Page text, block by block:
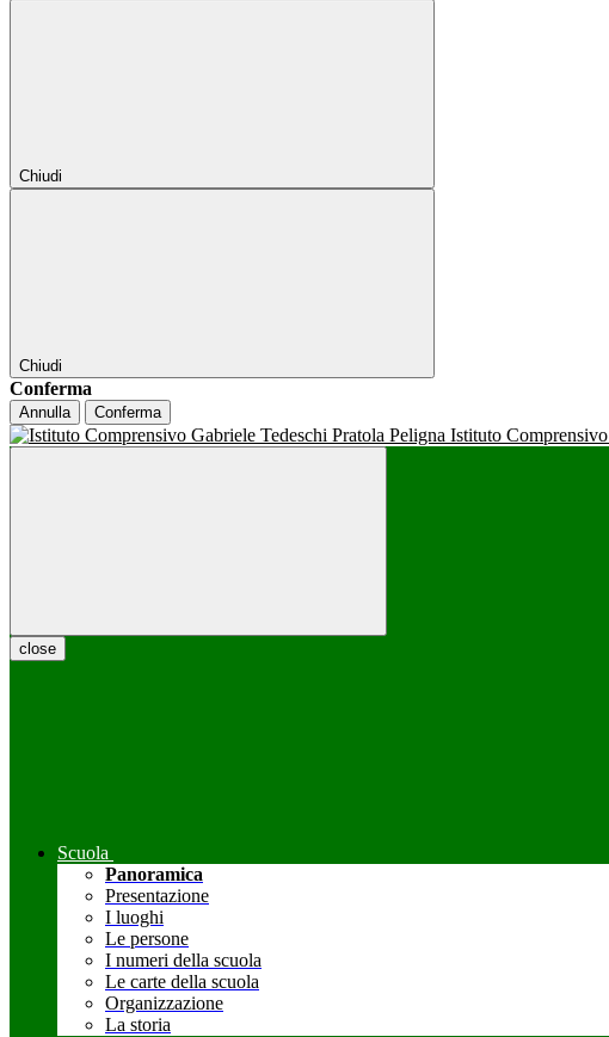
Chiudi
Chiudi
Conferma
Annulla Conferma
Istituto Comprensivo
close
Scuola
Panoramica
Presentazione
I luoghi
Le persone
I numeri della scuola
Le carte della scuola
Organizzazione
La storia